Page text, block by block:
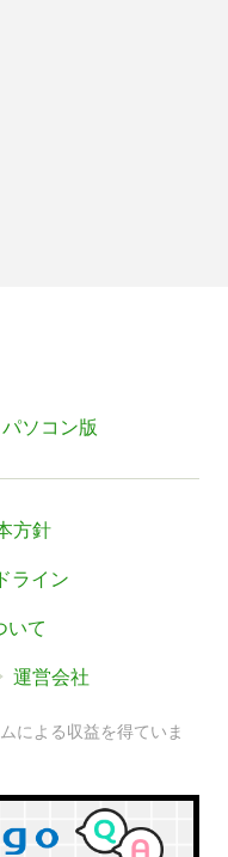
パソコン版
方針
ライン
いて
運営会社
による収益を得ていま